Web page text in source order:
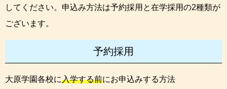
してください。申込み方法は予約採用と在学採用の2種類が
ございます。
予約採用
大原学園各校に入学する前にお申込みする方法